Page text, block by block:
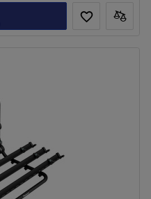
mit allen Karosseriearten